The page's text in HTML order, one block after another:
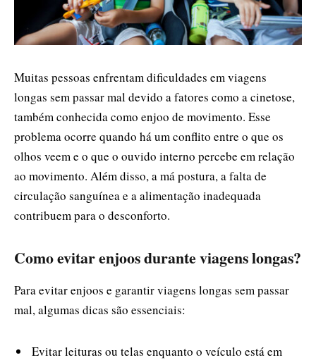
Muitas pessoas enfrentam dificuldades em viagens
longas sem passar mal devido a fatores como a cinetose,
também conhecida como enjoo de movimento. Esse
problema ocorre quando há um conflito entre o que os
olhos veem e o que o ouvido interno percebe em relação
ao movimento. Além disso, a má postura, a falta de
circulação sanguínea e a alimentação inadequada
contribuem para o desconforto.
Como evitar enjoos durante viagens longas?
Para evitar enjoos e garantir viagens longas sem passar
mal, algumas dicas são essenciais:
Evitar leituras ou telas enquanto o veículo está em